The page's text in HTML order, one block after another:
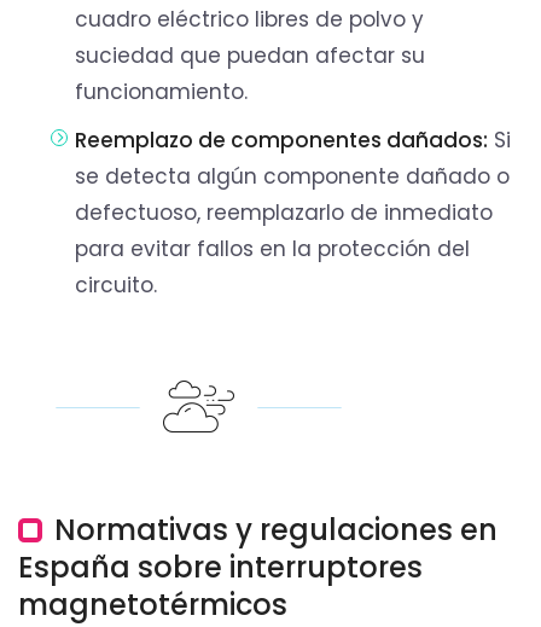
cuadro eléctrico libres de polvo y
suciedad que puedan afectar su
funcionamiento.
Reemplazo de componentes dañados: Si
se detecta algún componente dañado o
defectuoso, reemplazarlo de inmediato
para evitar fallos en la protección del
circuito.
Normativas y regulaciones en
España sobre interruptores
magnetotérmicos